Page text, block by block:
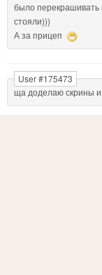
было перекрашивать
стояли)))
А за прицеп
ща доделаю скрины
User #175473